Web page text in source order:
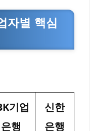
자별 핵심
기업
은행
신한
은행